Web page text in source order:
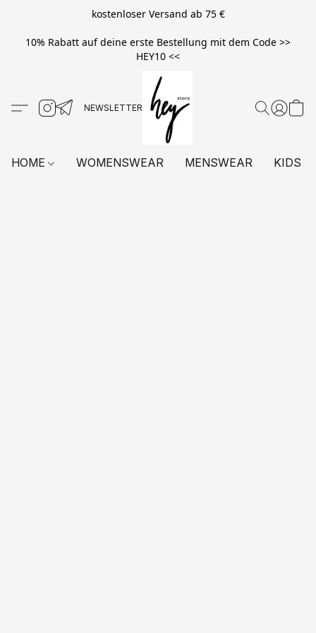
kostenloser Versand ab 75 €
10% Rabatt auf deine erste Bestellung mit dem Code >>
HEY10 <<
HOME WOMENSWEAR MENSWEAR KIDS